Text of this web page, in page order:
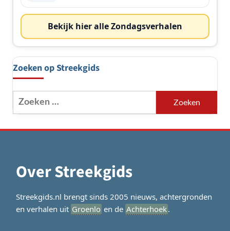
Bekijk hier alle Zondagsverhalen
Zoeken op Streekgids
Zoeken
naar:
Over Streekgids
Streekgids.nl brengt sinds 2005 nieuws, achtergronden
en verhalen uit Groenlo en de Achterhoek.